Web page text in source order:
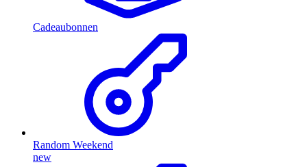
Cadeaubonnen
Random Weekend
new